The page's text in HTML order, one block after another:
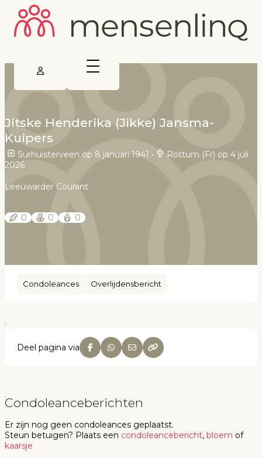
Jitske Henderika (Jikke) Jansma-
Kuipers
Surhuisterveen op 8 januari 1941 •
Rottum (Fr) op 4 juli
2026
Leeuwarder Courant
0 0 0
Condoleances Overlijdensbericht
Deel pagina via
Condoleanceberichten
Er zijn nog geen condoleances geplaatst.
Steun betuigen? Plaats een condoleancebericht, bloem of
kaarsje